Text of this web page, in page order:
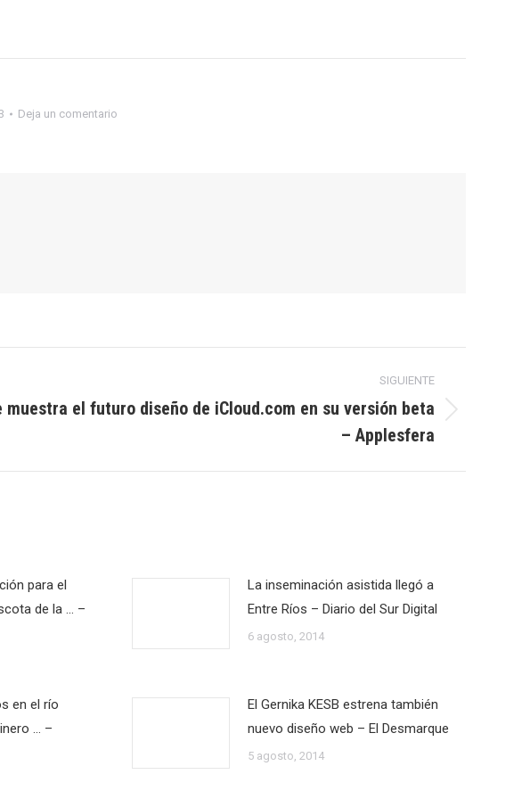
Deja un comentario
SIGUIENTE
muestra el futuro diseño de iCloud.com en su versión beta
– Applesfera
para el
de la … –
La inseminación asistida llegó a
Entre Ríos – Diario del Sur Digital
6 agosto, 2014
en el río
… –
El Gernika KESB estrena también
nuevo diseño web – El Desmarque
5 agosto, 2014